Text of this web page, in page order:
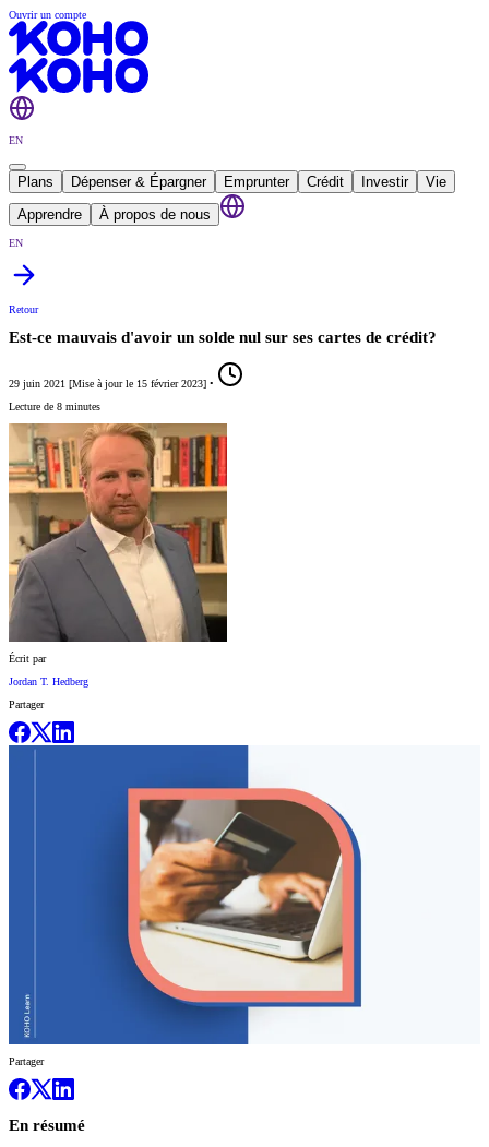
Ouvrir un compte
EN
Plans Dépenser & Épargner Emprunter Crédit Investir
Vie
Apprendre
À propos de nous
EN
Retour
Est-ce mauvais d'avoir un solde nul sur ses cartes de crédit?
29 juin 2021 [Mise à jour le 15 février 2023] •
Lecture de 8 minutes
Écrit par
Jordan T. Hedberg
Partager
Partager
En résumé